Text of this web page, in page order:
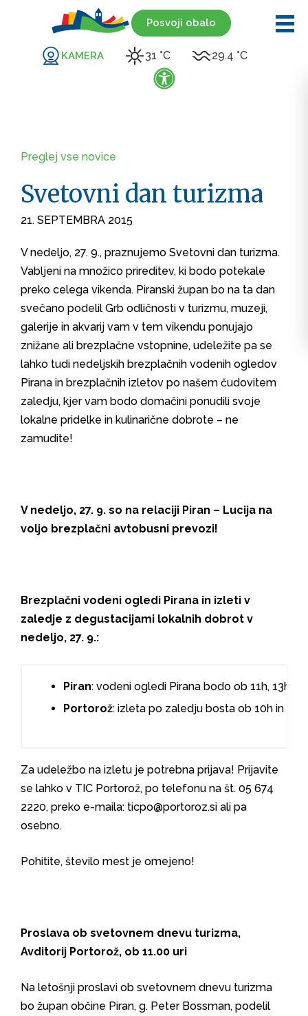
Posvoji obalo
KAMERA 31 °C 29.4 °C
Preglej vse novice
Svetovni dan turizma
21. SEPTEMBRA 2015
V nedeljo, 27. 9., praznujemo Svetovni dan turizma.
Vabljeni na množico prireditev, ki bodo potekale
preko celega vikenda. Piranski župan bo na ta dan
svečano podelil Grb odličnosti v turizmu, muzeji,
galerije in akvarij vam v tem vikendu ponujajo
znižane ali brezplačne vstopnine, udeležite pa se
lahko tudi nedeljskih brezplačnih vodenih ogledov
Pirana in brezplačnih izletov po našem čudovitem
zaledju, kjer vam bodo domačini ponudili svoje
lokalne pridelke in kulinarične dobrote – ne
zamudite!
V nedeljo, 27. 9. so na relaciji Piran – Lucija na
voljo brezplačni avtobusni prevozi!
Brezplačni vodeni ogledi Pirana in izleti v
zaledje z degustacijami lokalnih dobrot v
nedeljo, 27. 9.:
Piran: vodeni ogledi Pirana bodo ob 11h, 13h
Portorož: izleta po zaledju bosta ob 10h in ob
Za udeležbo na izletu je potrebna prijava! Prijavite
se lahko v TIC Portorož, po telefonu na št. 05 674
2220, preko e-maila: ticpo@portoroz.si ali pa
osebno.
Pohitite, število mest je omejeno!
Proslava ob svetovnem dnevu turizma,
Avditorij Portorož, ob 11.00 uri
Na letošnji proslavi ob svetovnem dnevu turizma
bo župan občine Piran, g. Peter Bossman, podelil